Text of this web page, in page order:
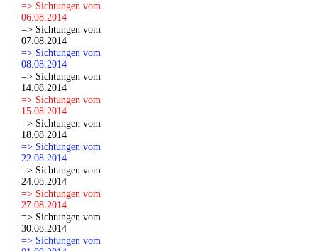
=> Sichtungen vom
06.08.2014
=> Sichtungen vom
07.08.2014
=> Sichtungen vom
08.08.2014
=> Sichtungen vom
14.08.2014
=> Sichtungen vom
15.08.2014
=> Sichtungen vom
18.08.2014
=> Sichtungen vom
22.08.2014
=> Sichtungen vom
24.08.2014
=> Sichtungen vom
27.08.2014
=> Sichtungen vom
30.08.2014
=> Sichtungen vom